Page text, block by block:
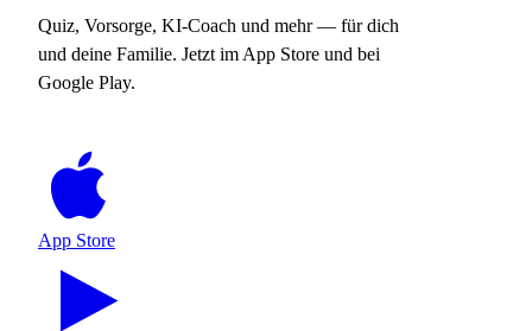
Quiz, Vorsorge, KI-Coach und mehr — für dich
und deine Familie. Jetzt im App Store und bei
Google Play.
App Store